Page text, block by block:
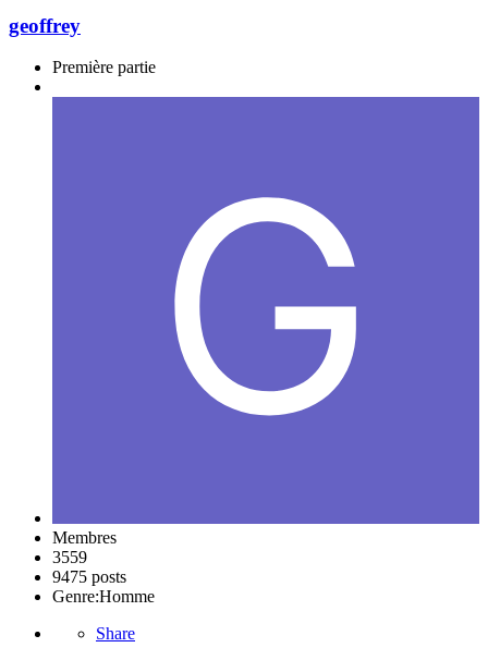
geoffrey
Première partie
Membres
3559
9475 posts
Genre:Homme
Share